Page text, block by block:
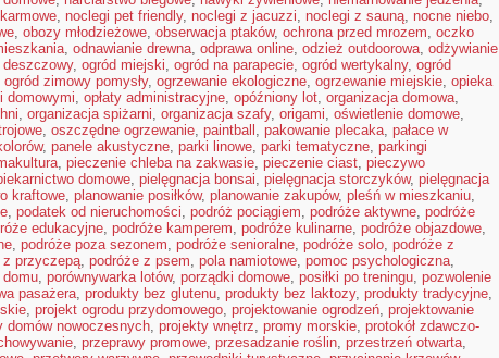
, noclegi pet friendly, noclegi z jacuzzi, noclegi z sauną, nocne niebo,
, obozy młodzieżowe, obserwacja ptaków, ochrona przed mrozem, oczko
, odnawianie drewna, odprawa online, odzież outdoorowa, odżywianie
deszczowy, ogród miejski, ogród na parapecie, ogród wertykalny, ogród
ogród zimowy pomysły, ogrzewanie ekologiczne, ogrzewanie miejskie, opieka
domowymi, opłaty administracyjne, opóźniony lot, organizacja domowa,
, organizacja spiżarni, organizacja szafy, origami, oświetlenie domowe,
, oszczędne ogrzewanie, paintball , pakowanie plecaka, pałace w
, panele akustyczne, parki linowe, parki tematyczne, parkingi
, pieczenie chleba na zakwasie, pieczenie ciast, pieczywo
domowe, pielęgnacja bonsai, pielęgnacja storczyków, pielęgnacja
kraftowe, planowanie posiłków, planowanie zakupów, pleśń w mieszkaniu,
, podatek od nieruchomości, podróż pociągiem, podróże aktywne, podróże
edukacyjne, podróże kamperem, podróże kulinarne, podróże objazdowe,
, podróże poza sezonem, podróże senioralne, podróże solo, podróże z
z przyczepą, podróże z psem, pola namiotowe, pomoc psychologiczna,
domu, porównywarka lotów, porządki domowe, posiłki po treningu, pozwolenie
pasażera, produkty bez glutenu, produkty bez laktozy, produkty tradycyjne,
, projekt ogrodu przydomowego, projektowanie ogrodzeń, projektowanie
domów nowoczesnych, projekty wnętrz, promy morskie, protokół zdawczo-
, przeprawy promowe, przesadzanie roślin, przestrzeń otwarta,